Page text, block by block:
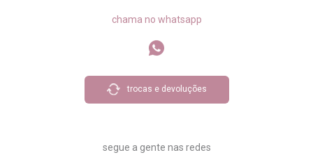
chama no whatsapp
trocas e devoluções
segue a gente nas redes